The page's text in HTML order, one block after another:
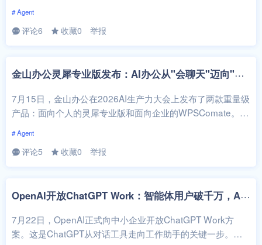
# Agent
评论6 收藏0 举报
金
山办公灵犀专业版发布：AI办公从"会聊天"迈向"能交付"
7月15日，金山办公在2026AI生产力大会上发布了两款重量级
产品：面向个人的灵犀专业版和面向企业的WPSComate。这
# Agent
评论5 收藏0 举报
O
penAI开放ChatGPT Work：智能体用户破千万，AI正在从"聊天"变成"干活"
7月22日，OpenAI正式向中小企业开放ChatGPT Work方
案。这是ChatGPT从对话工具走向工作助手的关键一步。更